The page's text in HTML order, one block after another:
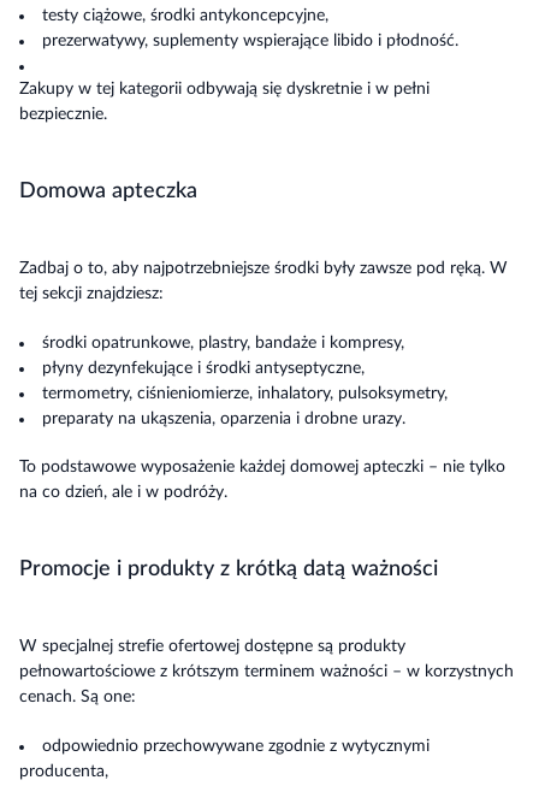
testy ciążowe, środki antykoncepcyjne,
prezerwatywy, suplementy wspierające libido i płodność.
Zakupy w tej kategorii odbywają się dyskretnie i w pełni
bezpiecznie.
Domowa apteczka
Zadbaj o to, aby najpotrzebniejsze środki były zawsze pod ręką. W
tej sekcji znajdziesz:
środki opatrunkowe, plastry, bandaże i kompresy,
płyny dezynfekujące i środki antyseptyczne,
termometry, ciśnieniomierze, inhalatory, pulsoksymetry,
preparaty na ukąszenia, oparzenia i drobne urazy.
To podstawowe wyposażenie każdej domowej apteczki – nie tylko
na co dzień, ale i w podróży.
Promocje i produkty z krótką datą ważności
W specjalnej strefie ofertowej dostępne są produkty
pełnowartościowe z krótszym terminem ważności – w korzystnych
cenach. Są one:
odpowiednio przechowywane zgodnie z wytycznymi
producenta,